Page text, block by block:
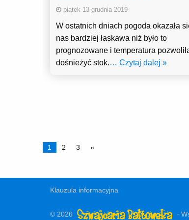
piątek 13 grudnia 2019
W ostatnich dniach pogoda okazała
nas bardziej łaskawa niż było to
prognozowane i temperatura
dośnieżyć stok.… Czytaj dalej »
1 2 3 »
Klauzula informacyjna
© 2026 -